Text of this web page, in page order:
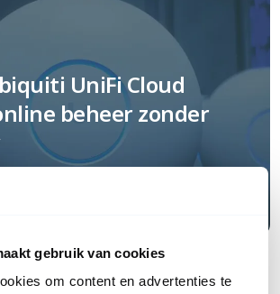
gebruik van cookies
om content en advertenties te
UniFi Cloud
beheer zonder